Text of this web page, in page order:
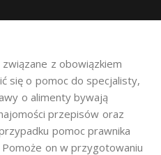
z obowiązkiem
się o pomoc do specjalisty,
o alimenty bywają
przepisów oraz
pomoc prawnika
on w przygotowaniu